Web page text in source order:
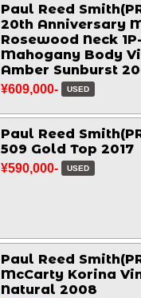
Paul Reed
20th Anniversary
Rosewood Neck 1P-
Mahogany Body
Amber Sunburst
¥609,000- USED
Paul Reed
509 Gold Top 2017
¥590,000- USED
Paul Reed
McCarty Korina
Natural 2008